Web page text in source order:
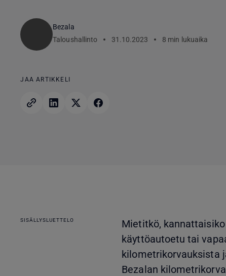
Bezala
Taloushallinto
31.10.2023 8 min lukuaika
JAA ARTIKKELI
SISÄLLYSLUETTELO
Mietitkö,
käyttöautoetu tai
kilometrikorvauksista
Bezalan